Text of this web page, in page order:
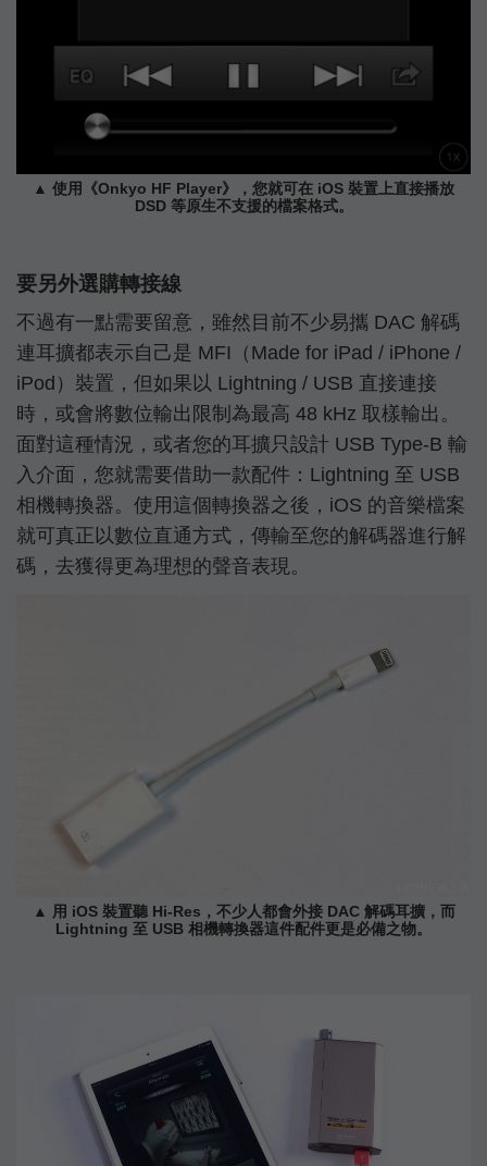
▲ 使用《Onkyo HF Player》，您就可在 iOS 裝置上直接播放
DSD 等原生不支援的檔案格式。
要另外選購轉接線
不過有一點需要留意，雖然目前不少易攜 DAC 解碼
連耳擴都表示自己是 MFI（Made for iPad / iPhone /
iPod）裝置，但如果以 Lightning / USB 直接連接
時，或會將數位輸出限制為最高 48 kHz 取樣輸出。
面對這種情況，或者您的耳擴只設計 USB Type-B 輸
入介面，您就需要借助一款配件：Lightning 至 USB
相機轉換器。使用這個轉換器之後，iOS 的音樂檔案
就可真正以數位直通方式，傳輸至您的解碼器進行解
碼，去獲得更為理想的聲音表現。
▲ 用 iOS 裝置聽 Hi-Res，不少人都會外接 DAC 解碼耳擴，而
Lightning 至 USB 相機轉換器這件配件更是必備之物。